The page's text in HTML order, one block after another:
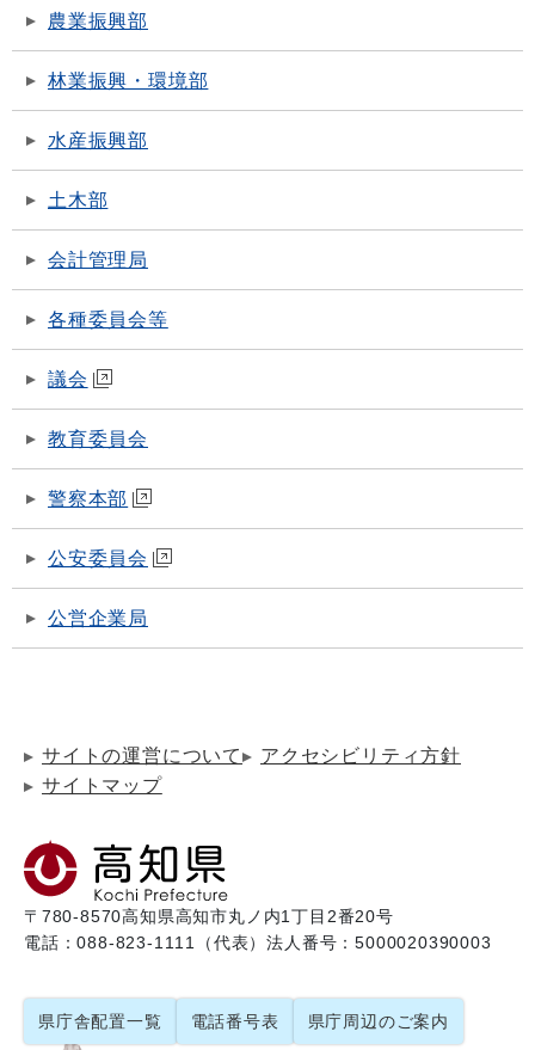
農業振興部
林業振興・環境部
水産振興部
土木部
会計管理局
各種委員会等
議会
教育委員会
警察本部
公安委員会
公営企業局
サイトの運営について
アクセシビリティ方針
サイトマップ
〒780-8570高知県高知市丸ノ内1丁目2番20号
電話：088-823-1111（代表）法人番号：5000020390003
県庁舎配置一覧 電話番号表 県庁周辺のご案内